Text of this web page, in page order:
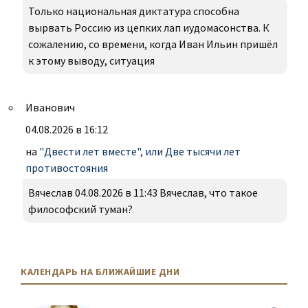
Только национальная диктатура способна
вырвать Россию из цепких лап иудомасонства. К
сожалению, со времени, когда Иван Ильин пришёл
к этому выводу, ситуация
Иванович
04.08.2026 в 16:12
на "Двести лет вместе", или Две тысячи лет
противостояния
Вячеслав 04.08.2026 в 11:43 Вячеслав, что такое
философский туман?
КАЛЕНДАРЬ НА БЛИЖАЙШИЕ ДНИ